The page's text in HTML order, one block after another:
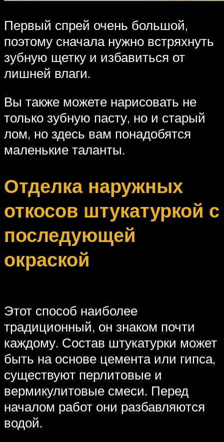
Первый спрей очень большой,
поэтому сначала нужно встряхнуть
зубную щетку и избавиться от
лишней влаги.
Вы также можете нарисовать не
только зубную пасту, но и старый
лом, но здесь вам понадобятся
маленькие таланты.
Отделка наружных
откосов штукатуркой с
последующей
окраской
Этот способ наиболее
традиционный, он знаком почти
каждому. Состав штукатурки может
быть на основе цемента или гипса,
существуют перлитовые и
вермикулитовые смеси. Перед
началом работ они разбавляются
водой.